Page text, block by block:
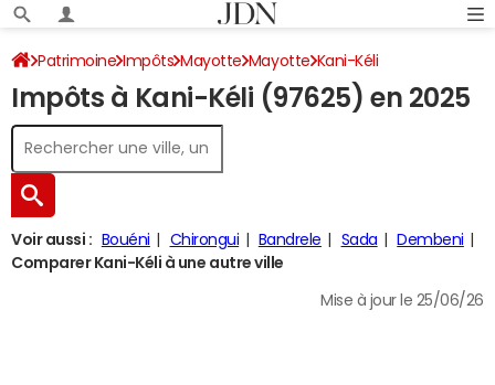
Patrimoine Impôts Mayotte Mayotte Kani-Kéli
Impôt sur le revenu
Impôts à Kani-Kéli (97625) en 2025
Voir aussi : Bouéni Chirongui Bandrele Sada
Dembeni
Comparer Kani-Kéli à une autre ville
Mise à jour le 25/06/26